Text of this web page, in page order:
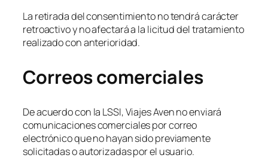
La retirada del consentimiento no tendrá carácter
retroactivo y no afectará a la licitud del tratamiento
realizado con anterioridad.
Correos comerciales
De acuerdo con la LSSI, Viajes Aven no enviará
comunicaciones comerciales por correo
electrónico que no hayan sido previamente
solicitadas o autorizadas por el usuario.